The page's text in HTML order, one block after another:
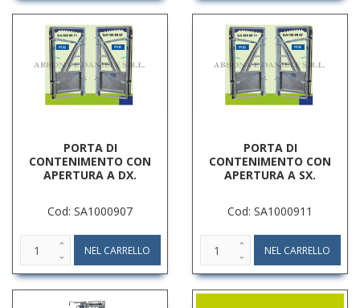
PORTA DI
CONTENIMENTO CON
APERTURA A DX.
Cod: SA1000907
PORTA DI
CONTENIMENTO CON
APERTURA A SX.
Cod: SA1000911